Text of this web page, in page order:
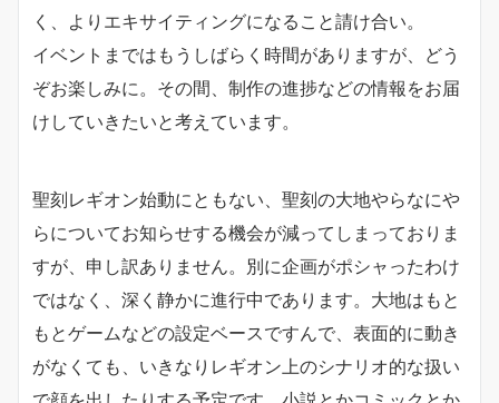
く、よりエキサイティングになること請け合い。
イベントまではもうしばらく時間がありますが、どう
ぞお楽しみに。その間、制作の進捗などの情報をお届
けしていきたいと考えています。
聖刻レギオン始動にともない、聖刻の大地やらなにや
らについてお知らせする機会が減ってしまっておりま
すが、申し訳ありません。別に企画がポシャったわけ
ではなく、深く静かに進行中であります。大地はもと
もとゲームなどの設定ベースですんで、表面的に動き
がなくても、いきなりレギオン上のシナリオ的な扱い